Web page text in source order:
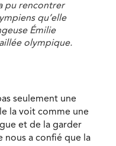
pu rencontrer
qu’elle
Émilie
olympique.
seulement une
la voit comme une
et de la garder
nous a confié que la